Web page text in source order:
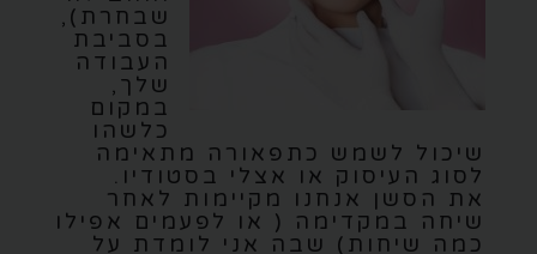
שבחרת),
בסביבת
העבודה
שלך,
במקום
כלשהו
שיכול לשמש כתפאורה מתאימה
לסוג העיסוק או אצלי בסטודיו.
את הסשן אנחנו מקיימות לאחר
שיחה במקדימה ( או לפעמים אפילו
כמה שיחות) שבה אני לומדת על